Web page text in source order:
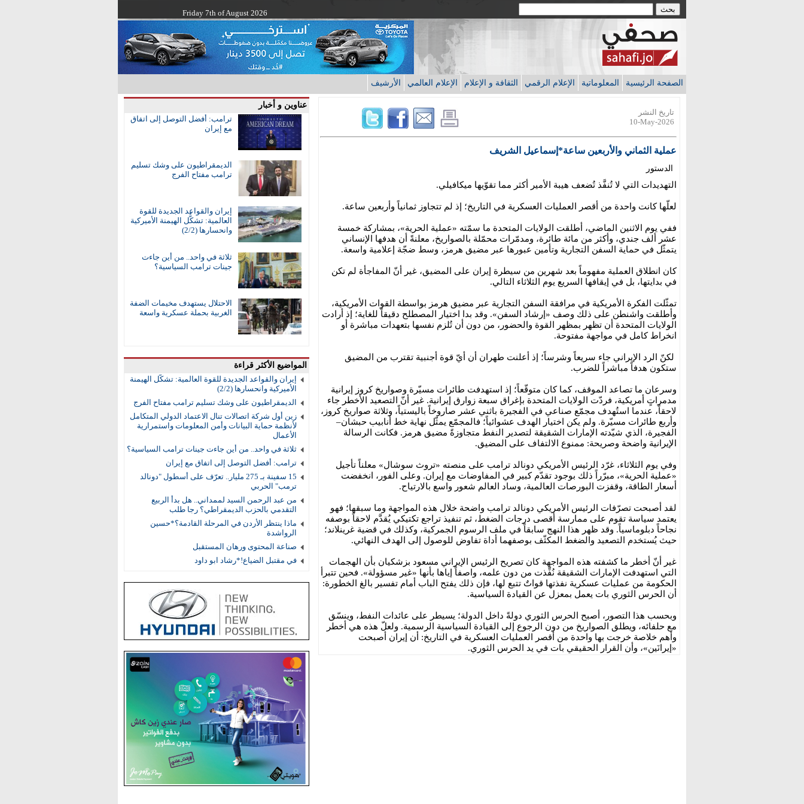
Friday 7th of August 2026
الصفحة الرئيسية المعلوماتية الإعلام الرقمي الثقافة و الإعلام الإعلام العالمي الأرشيف
عناوين و أخبار
ترامب: أفضل التوصل إلى اتفاق
مع إيران
الديمقراطيون على وشك تسليم
ترامب مفتاح الفرج
إيران والقواعد الجديدة للقوة
العالمية: تشكُّل الهيمنة الأميركية
وانحسارها (2/2)
ثلاثة في واحد.. من أين جاءت
جينات ترامب السياسية؟
الاحتلال يستهدف مخيمات الضفة
الغربية بحملة عسكرية واسعة
المواضيع الأكثر قراءة
إيران والقواعد الجديدة للقوة العالمية: تشكُّل الهيمنة
الأميركية وانحسارها (2/2)
الديمقراطيون على وشك تسليم ترامب مفتاح الفرج
زين أول شركة اتصالات تنال الاعتماد الدولي المتكامل
لأنظمة حماية البيانات وأمن المعلومات واستمرارية
الأعمال
ثلاثة في واحد.. من أين جاءت جينات ترامب السياسية؟
ترامب: أفضل التوصل إلى اتفاق مع إيران
15 سفينة بـ 275 مليار.. تعرّف على أسطول "دونالد
ترمب" الحربي
من عبد الرحمن السيد لممداني.. هل بدأ الربيع
التقدمي بالحزب الديمقراطي؟ رجا طلب
ماذا ينتظر الأردن في المرحلة القادمة؟*حسين
الرواشدة
صناعة المحتوى ورهان المستقبل
في مقتبل الضياع!*رشاد ابو داود
تاريخ النشر
10-May-2026
عملية الثماني والأربعين ساعة*إسماعيل الشريف
الدستور
التهديدات التي لا تُنفَّذ تُضعف هيبة الأمير أكثر مما تقوّيها ميكافيلي.
لعلّها كانت واحدة من أقصر العمليات العسكرية في التاريخ؛ إذ لم تتجاوز ثمانياً وأربعين ساعة.
ففي يوم الاثنين الماضي، أطلقت الولايات المتحدة ما سمّته «عملية الحرية»، بمشاركة خمسة
عشر ألف جندي، وأكثر من مائة طائرة، ومدمّرات محمّلة بالصواريخ، معلنةً أن هدفها الإنساني
يتمثّل في حماية السفن التجارية وتأمين عبورها عبر مضيق هرمز، وسط ضجّة إعلامية واسعة.
كان انطلاق العملية مفهوماً بعد شهرين من سيطرة إيران على المضيق، غير أنّ المفاجأة لم تكن
في بدايتها، بل في إيقافها السريع يوم الثلاثاء التالي.
تمثّلت الفكرة الأمريكية في مرافقة السفن التجارية عبر مضيق هرمز بواسطة القوات الأمريكية،
وأطلقت واشنطن على ذلك وصف «إرشاد السفن». وقد بدا اختيار المصطلح دقيقاً للغاية؛ إذ أرادت
الولايات المتحدة أن تظهر بمظهر القوة والحضور، من دون أن تُلزم نفسها بتعهدات مباشرة أو
انخراط كامل في مواجهة مفتوحة.
لكنّ الرد الإيراني جاء سريعاً وشرساً؛ إذ أعلنت طهران أن أيّ قوة أجنبية تقترب من المضيق
ستكون هدفاً مباشراً للضرب.
وسرعان ما تصاعد الموقف، كما كان متوقّعاً؛ إذ استهدفت طائرات مسيّرة وصواريخ كروز إيرانية
مدمراتٍ أمريكية، فردّت الولايات المتحدة بإغراق سبعة زوارق إيرانية. غير أنّ التصعيد الأخطر جاء
لاحقاً، عندما استُهدف مجمّع صناعي في الفجيرة باثني عشر صاروخاً باليستياً، وثلاثة صواريخ كروز،
وأربع طائرات مسيّرة. ولم يكن اختيار الهدف عشوائياً؛ فالمجمّع يمثّل نهاية خط أنابيب حبشان–
الفجيرة، الذي شيّدته الإمارات الشقيقة لتصدير النفط متجاوزةً مضيق هرمز. فكانت الرسالة
الإيرانية واضحة وصريحة: ممنوع الالتفاف على المضيق.
وفي يوم الثلاثاء، غرّد الرئيس الأمريكي دونالد ترامب على منصته «تروث سوشال» معلناً تأجيل
«عملية الحرية»، مبرّراً ذلك بوجود تقدّم كبير في المفاوضات مع إيران. وعلى الفور، انخفضت
أسعار الطاقة، وقفزت البورصات العالمية، وساد العالم شعور واسع بالارتياح.
لقد أصبحت تصرّفات الرئيس الأمريكي دونالد ترامب واضحة خلال هذه المواجهة وما سبقها؛ فهو
يعتمد سياسة تقوم على ممارسة أقصى درجات الضغط، ثم تنفيذ تراجع تكتيكي يُقدَّم لاحقاً بوصفه
نجاحاً دبلوماسياً. وقد ظهر هذا النهج سابقاً في ملف الرسوم الجمركية، وكذلك في قضية غرينلاند؛
حيث يُستخدم التصعيد والضغط المكثّف بوصفهما أداة تفاوض للوصول إلى الهدف النهائي.
غير أنّ أخطر ما كشفته هذه المواجهة كان تصريح الرئيس الإيراني مسعود بزشكيان بأن الهجمات
التي استهدفت الإمارات الشقيقة نُفِّذت من دون علمه، واصفاً إياها بأنها «غير مسؤولة». فحين تتبرأ
الحكومة من عمليات عسكرية نفذتها قواتٌ تتبع لها، فإن ذلك يفتح الباب أمام تفسير بالغ الخطورة:
أن الحرس الثوري بات يعمل بمعزل عن القيادة السياسية.
وبحسب هذا التصور، أصبح الحرس الثوري دولةً داخل الدولة؛ يسيطر على عائدات النفط، وينسّق
مع حلفائه، ويطلق الصواريخ من دون الرجوع إلى القيادة السياسية الرسمية. ولعلّ هذه هي أخطر
وأهم خلاصة خرجت بها واحدة من أقصر العمليات العسكرية في التاريخ: أن إيران أصبحت
«إيرانَين»، وأن القرار الحقيقي بات في يد الحرس الثوري.